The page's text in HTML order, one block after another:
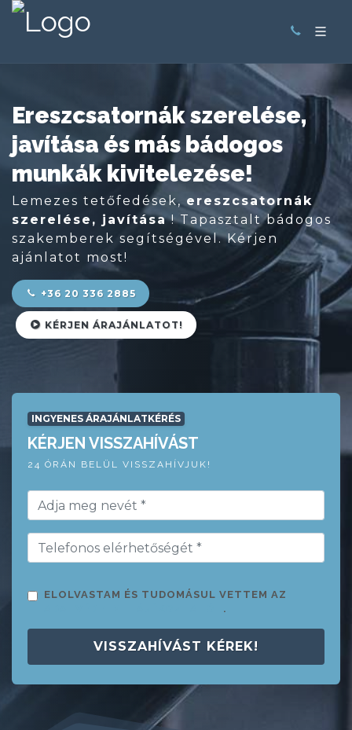
Ereszcsatornák szerelése,
javítása és más bádogos
munkák kivitelezése!
Lemezes tetőfedések, ereszcsatornák
szerelése, javítása! Tapasztalt bádogos
szakemberek segítségével. Kérjen
ajánlatot most!
+36 20 336 2885
KÉRJEN ÁRAJÁNLATOT!
INGYENES ÁRAJÁNLATKÉRÉS
KÉRJEN VISSZAHÍVÁST
24 ÓRÁN BELÜL VISSZAHÍVJUK!
ELOLVASTAM ÉS TUDOMÁSUL VETTEM AZ
.
VISSZAHÍVÁST KÉREK!